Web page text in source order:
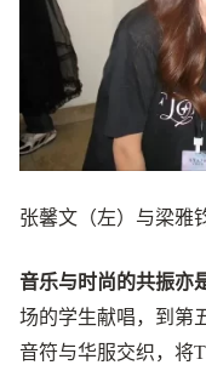
张馨文（左）与梁雅
音乐与时尚的共振亦
场的学生献唱，到第
音符与华服交织，将